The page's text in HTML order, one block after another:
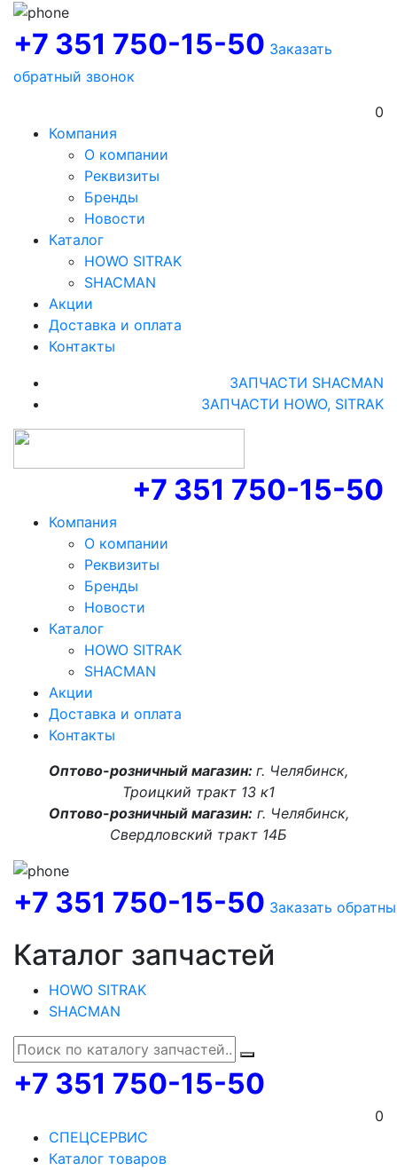
+7 351 750-15-50 Заказать
обратный звонок
0
Компания
О компании
Реквизиты
Бренды
Новости
Каталог
HOWO SITRAK
SHACMAN
Акции
Доставка и оплата
Контакты
ЗАПЧАСТИ SHACMAN
ЗАПЧАСТИ HOWO, SITRAK
+7 351 750-15-50
Компания
О компании
Реквизиты
Бренды
Новости
Каталог
HOWO SITRAK
SHACMAN
Акции
Доставка и оплата
Контакты
Оптово-розничный магазин: г. Челябинск,
Троицкий тракт 13 к1
Оптово-розничный магазин:г. Челябинск,
Свердловский тракт 14Б
+7 351 750-15-50 Заказать
Каталог запчастей
HOWO SITRAK
SHACMAN
+7 351 750-15-50
0
СПЕЦСЕРВИС
Каталог товаров